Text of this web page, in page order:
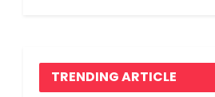
TRENDING ARTICLE